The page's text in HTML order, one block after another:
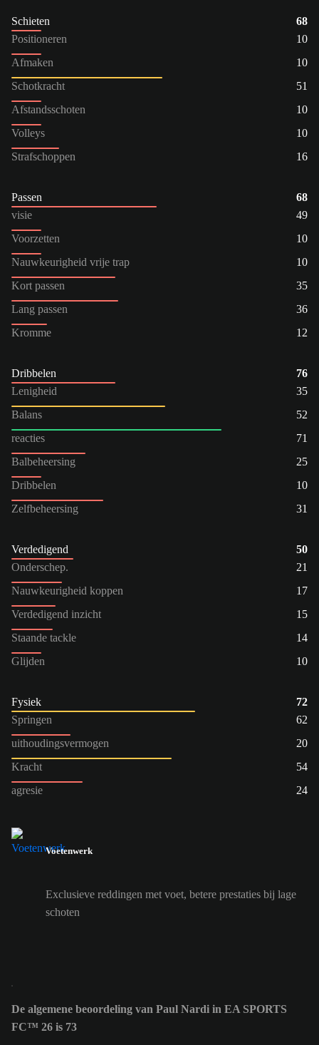
Schieten
68
Positioneren
10
Afmaken
10
Schotkracht
51
Afstandsschoten
10
Volleys
10
Strafschoppen
16
Passen
68
visie
49
Voorzetten
10
Nauwkeurigheid vrije trap
10
Kort passen
35
Lang passen
36
Kromme
12
Dribbelen
76
Lenigheid
35
Balans
52
reacties
71
Balbeheersing
25
Dribbelen
10
Zelfbeheersing
31
Verdedigend
50
Onderschep.
21
Nauwkeurigheid koppen
17
Verdedigend inzicht
15
Staande tackle
14
Glijden
10
Fysiek
72
Springen
62
uithoudingsvermogen
20
Kracht
54
agresie
24
Voetenwerk
Exclusieve reddingen met voet, betere prestaties bij lage
schoten
De algemene beoordeling van Paul Nardi in EA SPORTS
FC™ 26 is 73